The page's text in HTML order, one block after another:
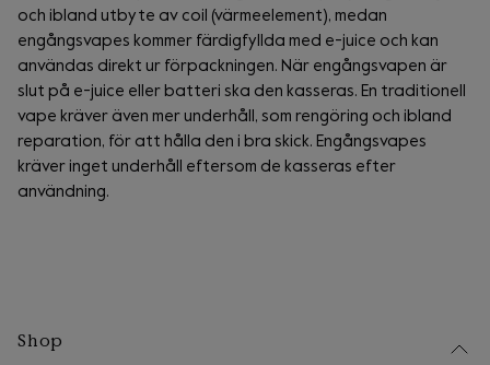
och ibland utbyte av coil (värmeelement), medan
engångsvapes kommer färdigfyllda med e-juice och kan
användas direkt ur förpackningen. När engångsvapen är
slut på e-juice eller batteri ska den kasseras. En traditionell
vape kräver även mer underhåll, som rengöring och ibland
reparation, för att hålla den i bra skick. Engångsvapes
kräver inget underhåll eftersom de kasseras efter
användning.
Shop